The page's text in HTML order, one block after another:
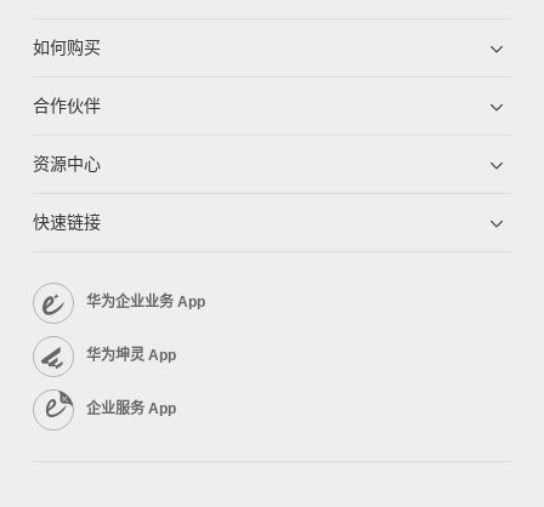
如何购买
合作伙伴
资源中心
快速链接
华为企业业务 App
华为坤灵 App
企业服务 App